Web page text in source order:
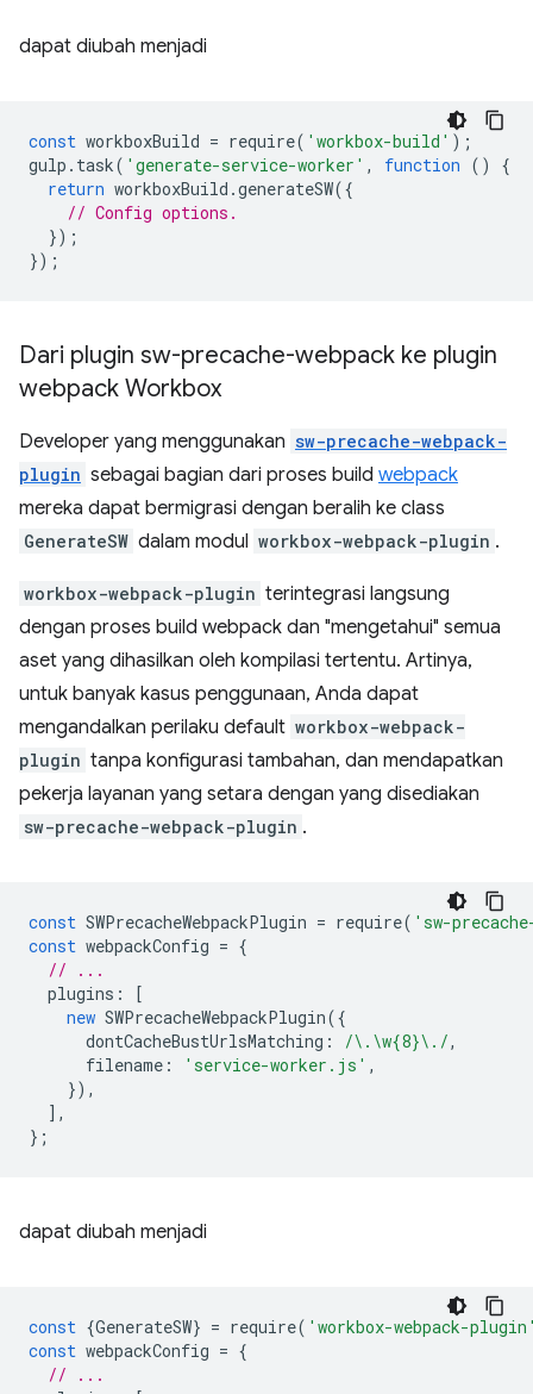
dapat diubah menjadi
const workboxBuild = require( 'workbox-build' );
gulp . task( 'generate-service-worker' , function ()
{
return workboxBuild .generateSW({
// Config options.
});
});
Dari plugin sw-precache-webpack ke plugin
webpack Workbox
Developer yang menggunakan sw-precache-webpack-
plugin sebagai bagian dari proses build webpack
mereka dapat bermigrasi dengan beralih ke class
GenerateSW dalam modul workbox-webpack-plugin .
workbox-webpack-plugin terintegrasi langsung
dengan proses build webpack dan "mengetahui" semua
aset yang dihasilkan oleh kompilasi tertentu. Artinya,
untuk banyak kasus penggunaan, Anda dapat
mengandalkan perilaku default workbox-webpack-
plugin tanpa konfigurasi tambahan, dan mendapatkan
pekerja layanan yang setara dengan yang disediakan
sw-precache-webpack-plugin .
const SWPrecacheWebpackPlugin = require( 'sw-
const webpackConfig = {
// ...
plugins :
[
new SWPrecacheWebpackPlugin({
dontCacheBustUrlsMatching : /\.\w{8}\./,
filename : 'service-worker.js' ,
}),
],
};
dapat diubah menjadi
const {GenerateSW} = require( 'workbox-webpack-
const webpackConfig = {
// ...